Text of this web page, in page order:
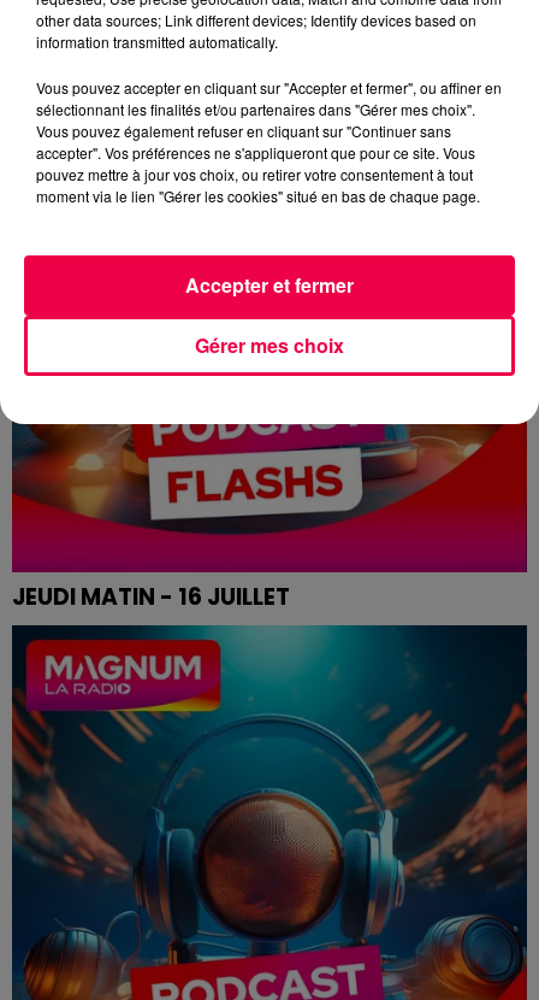
VENDREDI MATIN - 17 JUILLET
JEUDI MATIN - 16 JUILLET
Le flash de 12h
other data sources; Link different devices; Identify devices based on
information transmitted automatically.
Vous pouvez accepter en cliquant sur "Accepter et fermer", ou affiner en
sélectionnant les finalités et/ou partenaires dans "Gérer mes choix".
Vous pouvez également refuser en cliquant sur "Continuer sans
accepter". Vos préférences ne s'appliqueront que pour ce site. Vous
pouvez mettre à jour vos choix, ou retirer votre consentement à tout
moment via le lien "Gérer les cookies" situé en bas de chaque page.
Gérer mes choix
Accepter et fermer